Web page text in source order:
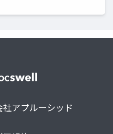
アプルーシッド